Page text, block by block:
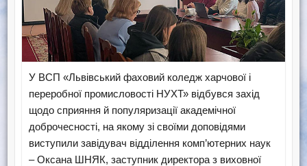
У ВСП «Львівський фаховий коледж харчової і
переробної промисловості НУХТ» відбувся захід
щодо сприяння й популяризації академічної
доброчесності, на якому зі своїми доповідями
виступили завідувач відділення комп’ютерних наук
– Оксана ШНЯК, заступник директора з виховної